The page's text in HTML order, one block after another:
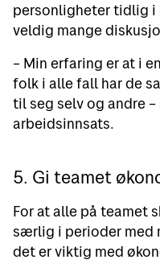
personligheter tidlig i
veldig mange
– Min erfaring er at i
folk i alle fall har de
til seg selv og andre
arbeidsinnsats.
5. Gi teamet
For at alle på teamet
særlig i perioder med
det er viktig med